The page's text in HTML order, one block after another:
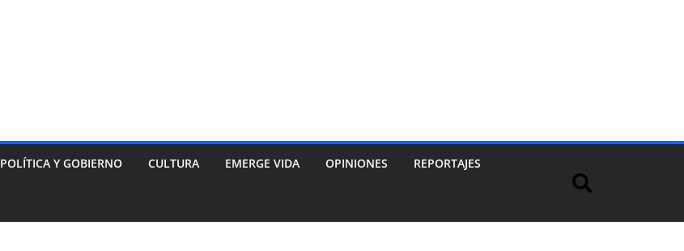
POLÍTICA Y GOBIERNO CULTURA EMERGE VIDA OPINIONES REPORTAJES